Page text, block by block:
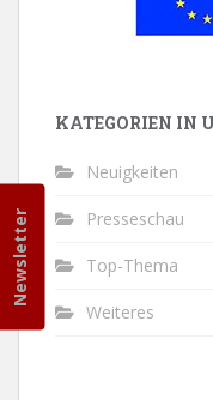
KATEGORIEN IN
Neuigkeiten
Presseschau
Top-Thema
Weiteres
Newsletter